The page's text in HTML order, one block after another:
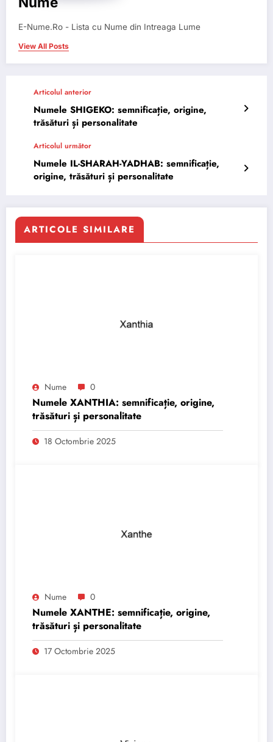
E-Nume.Ro - Lista cu Nume din Intreaga Lume
View All Posts
Articolul anterior
Numele SHIGEKO: semnificație, origine,
trăsături și personalitate
Articolul următor
Numele IL-SHARAH-YADHAB: semnificație,
origine, trăsături și personalitate
ARTICOLE SIMILARE
Nume 0
Numele XANTHIA: semnificație, origine,
trăsături și personalitate
18 Octombrie 2025
Nume 0
Numele XANTHE: semnificație, origine,
trăsături și personalitate
17 Octombrie 2025